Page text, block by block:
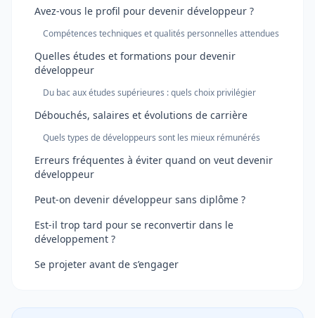
Avez-vous le profil pour devenir développeur ?
Compétences techniques et qualités personnelles attendues
Quelles études et formations pour devenir
développeur
Du bac aux études supérieures : quels choix privilégier
Débouchés, salaires et évolutions de carrière
Quels types de développeurs sont les mieux rémunérés
Erreurs fréquentes à éviter quand on veut devenir
développeur
Peut-on devenir développeur sans diplôme ?
Est-il trop tard pour se reconvertir dans le
développement ?
Se projeter avant de s’engager